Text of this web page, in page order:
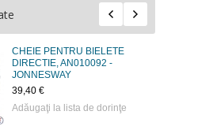
CHEIE PENTRU BIELETE
DIRECTIE, AN010092 -
JONNESWAY
39,40 €
Adăugaţi la lista de dorinţe